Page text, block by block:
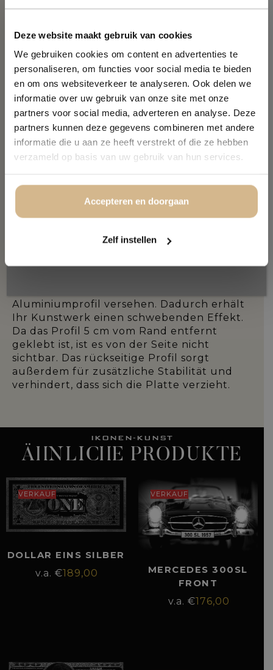
Deze website maakt gebruik van cookies
We gebruiken cookies om content en advertenties te
personaliseren, om functies voor social media te bieden
en om ons websiteverkeer te analyseren. Ook delen we
informatie over uw gebruik van onze site met onze
partners voor social media, adverteren en analyse. Deze
partners kunnen deze gegevens combineren met andere
informatie die u aan ze heeft verstrekt of die ze hebben
verzameld op basis van uw gebruik van hun services.
Accepteren en doorgaan
Zelf instellen
PLEXIGLAS 5MM:
Das Foto wird auf Fuji-Fotopapier gedruckt
hochglänzendem Plexiglas veredelt. Durch
das Plexiglas werden die Farben um ein
Vielfaches intensiver, was dem Bild eine
dicke Plexiglasplatte mit dem Foto ist mit
überzogen. Zum Abschluss wird das
Aluminiumprofil versehen. Dadurch erhält
Ihr Kunstwerk einen schwebenden Effekt.
Da das Profil 5 cm vom Rand entfernt
geklebt ist, ist es von der Seite nicht
sichtbar. Das rückseitige Profil sorgt
außerdem für zusätzliche Stabilität und
verhindert, dass sich die Platte verzieht.
IKONEN-KUNST
ÄHNLICHE PRODUKTE
VERKAUF
DOLLAR EINS SILBER
€189,00
VERKAUF
MERCEDES 300SL
FRONT
€176,00
Abonnieren Sie unseren Newsletter.
NAME (ERFORDERLICH)
Vorname
Nachname
E-Mail Adresse (erforderlich)